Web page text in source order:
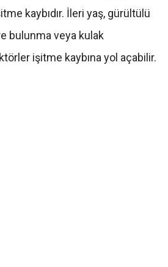
kaybıdır. İleri yaş, gürültülü
bulunma veya kulak
işitme kaybına yol açabilir.